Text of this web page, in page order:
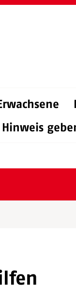
Hinweis